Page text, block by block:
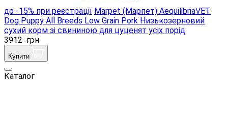
до -15% при реєстрації Marpet (Марпет) AequilibriaVET
Dog Puppy All Breeds Low Grain Pork Низькозерновий
сухий корм зі свининою для цуценят усіх порід
3912 грн
Купити
Каталог